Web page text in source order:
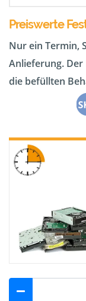
Preiswerte
Nur ein Termin,
Anlieferung.
die befüllten